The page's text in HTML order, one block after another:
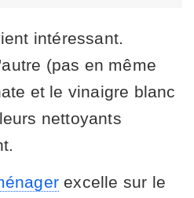
intéressant.
(pas en même
et le vinaigre blanc
nettoyants
excelle sur le